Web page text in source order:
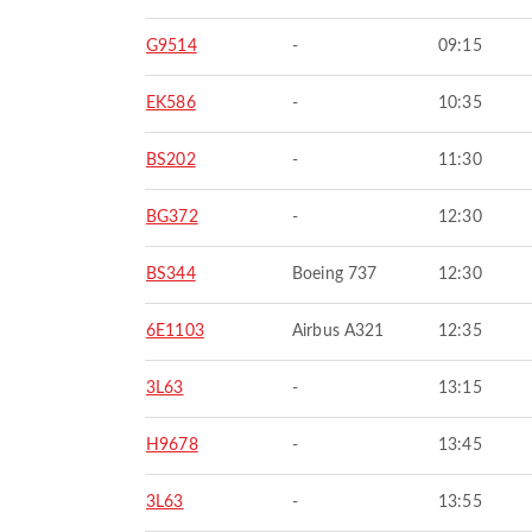
G9514 - 09:15
EK586 - 10:35
BS202 - 11:30
BG372 - 12:30
BS344 Boeing 737 12:30
6E1103 Airbus A321 12:35
3L63 - 13:15
H9678 - 13:45
3L63 - 13:55